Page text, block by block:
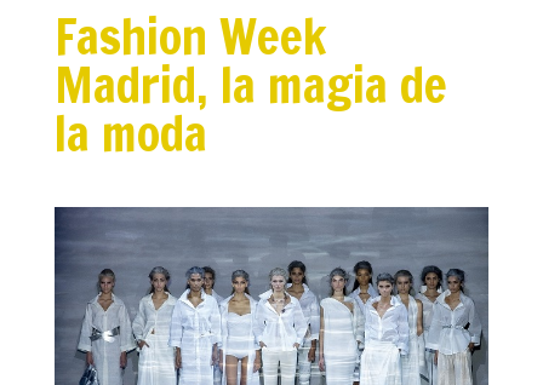
Fashion Week
Madrid, la magia de
la moda